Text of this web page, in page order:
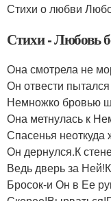
Стихи о любви
Стихи - Любовь
Она смотрела не
Он отвести пытался
Немножко бровью
Она метнулась к
Спасенья
Он дернулся.К
Ведь дверь за
Бросок-и Он в Ее